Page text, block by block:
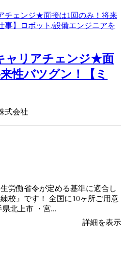
ャリアチェンジ★面
性バツグン！【ミ
式会社
労働省令が定める基準に適合し
校』です！ 全国に10ヶ所ご用意
北上市 ・宮...
詳細を表示